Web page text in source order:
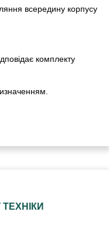
всередину корпусу
комплекту